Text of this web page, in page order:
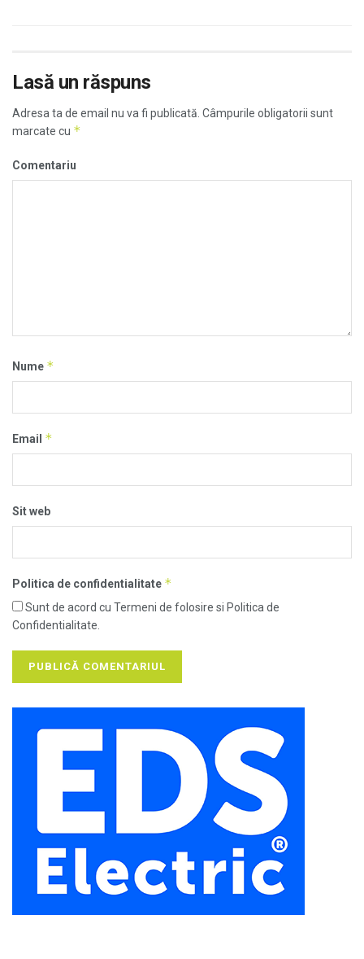
Lasă un răspuns
Adresa ta de email nu va fi publicată. Câmpurile obligatorii sunt
marcate cu *
Comentariu
Nume *
Email *
Sit web
Politica de confidentialitate *
Sunt de acord cu Termeni de folosire si Politica de
Confidentialitate.